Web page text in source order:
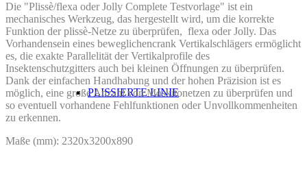
PLISSIERTE LINIE
Die "Plissè/flexa oder Jolly Complete Testvorlage" ist ein
mechanisches Werkzeug, das hergestellt wird, um die korrekte
Funktion der plissè-Netze zu überprüfen, flexa oder Jolly. Das
Vorhandensein eines beweglichencrank Vertikalschlägers ermöglicht
es, die exakte Parallelität der Vertikalprofile des
Insektenschutzgitters auch bei kleinen Öffnungen zu überprüfen.
Dank der einfachen Handhabung und der hohen Präzision ist es
möglich, eine große Anzahl von Moskitonetzen zu überprüfen und
so eventuell vorhandene Fehlfunktionen oder Unvollkommenheiten
zu erkennen.
Maße (mm): 2320x3200x890